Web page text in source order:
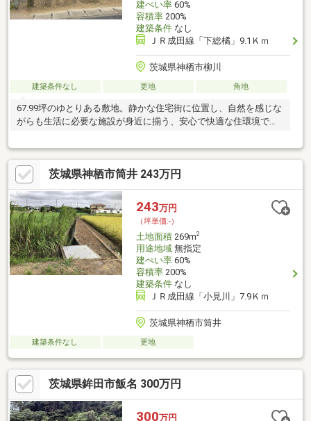
建ぺい率60%
容積率200%
建築条件なし
ＪＲ成田線「下総橘」9.1Ｋｍ
茨城県神栖市柳川
建築条件なし 更地 角地
67.99坪のゆとりある敷地。静かな住宅街に位置し、自然を感じな
がらも生活に必要な施設が身近に揃う、安心で快適な住環境で
茨城県神栖市筒井 243万円
243万円
（坪単価:-）
土地面積269m2
用途地域無指定
建ぺい率60%
容積率200%
建築条件なし
ＪＲ成田線「小見川」7.9Ｋｍ
茨城県神栖市筒井
建築条件なし 更地
茨城県鉾田市飯名 300万円
300万円